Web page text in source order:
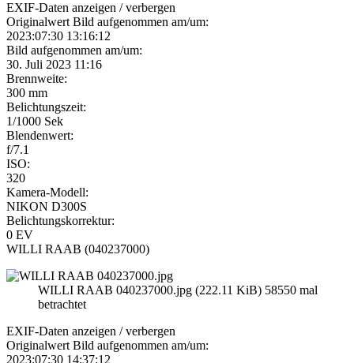
EXIF-Daten anzeigen / verbergen
Originalwert Bild aufgenommen am/um:
2023:07:30 13:16:12
Bild aufgenommen am/um:
30. Juli 2023 11:16
Brennweite:
300 mm
Belichtungszeit:
1/1000 Sek
Blendenwert:
f/7.1
ISO:
320
Kamera-Modell:
NIKON D300S
Belichtungskorrektur:
0 EV
WILLI RAAB (040237000)
WILLI RAAB 040237000.jpg (222.11 KiB) 58550 mal
betrachtet
EXIF-Daten anzeigen / verbergen
Originalwert Bild aufgenommen am/um:
2023:07:30 14:37:12